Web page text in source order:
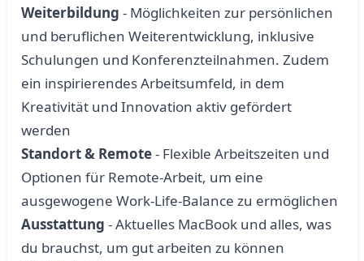
Weiterbildung - Möglichkeiten zur persönlichen
und beruflichen Weiterentwicklung, inklusive
Schulungen und Konferenzteilnahmen. Zudem
ein inspirierendes Arbeitsumfeld, in dem
Kreativität und Innovation aktiv gefördert
werden
Standort & Remote- Flexible Arbeitszeiten und
Optionen für Remote-Arbeit, um eine
ausgewogene Work-Life-Balance zu ermöglichen
Ausstattung - Aktuelles MacBook und alles, was
du brauchst, um gut arbeiten zu können